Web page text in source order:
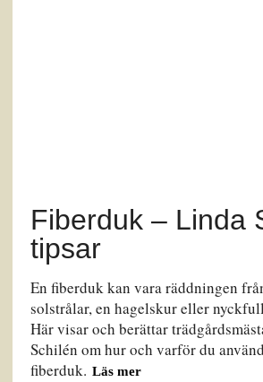
Fiberduk – Linda
tipsar
En fiberduk kan vara räddningen
solstrålar, en hagelskur eller
Här visar och berättar
Schilén om hur och varför du
fiberduk. Läs mer